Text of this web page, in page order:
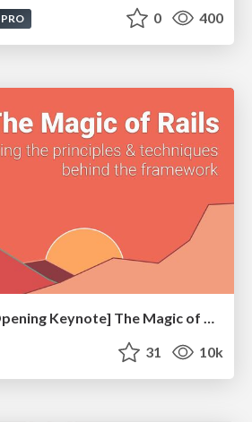
PRO 0 400
31 10k